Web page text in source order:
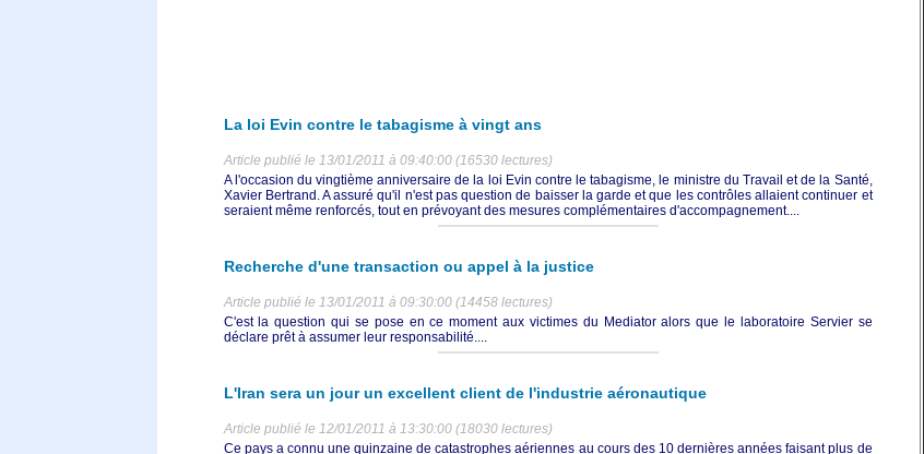
La loi Evin contre le tabagisme à vingt ans
Article publié le 13/01/2011 à 09:40:00 (16530 lectures)
A l'occasion du vingtième anniversaire de la loi Evin contre le tabagisme, le ministre du Travail et de la Santé,
Xavier Bertrand. A assuré qu'il n'est pas question de baisser la garde et que les contrôles allaient continuer et
seraient même renforcés, tout en prévoyant des mesures complémentaires d'accompagnement....
Recherche d'une transaction ou appel à la justice
Article publié le 13/01/2011 à 09:30:00 (14458 lectures)
C'est la question qui se pose en ce moment aux victimes du Mediator alors que le laboratoire Servier se
déclare prêt à assumer leur responsabilité....
L'Iran sera un jour un excellent client de l'industrie aéronautique
Article publié le 12/01/2011 à 13:30:00 (18030 lectures)
Ce pays a connu une quinzaine de catastrophes aériennes au cours des 10 dernières années faisant plus de